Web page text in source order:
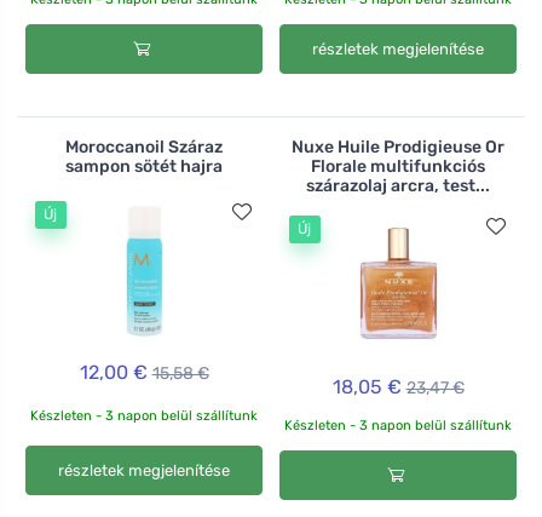
részletek megjelenítése
Moroccanoil Száraz
sampon sötét hajra
Új
12,00 € 15,58 €
Készleten - 3 napon belül szállítunk
részletek megjelenítése
Nuxe Huile Prodigieuse Or
Florale multifunkciós
szárazolaj arcra, test...
Új
18,05 € 23,47 €
Készleten - 3 napon belül szállítunk